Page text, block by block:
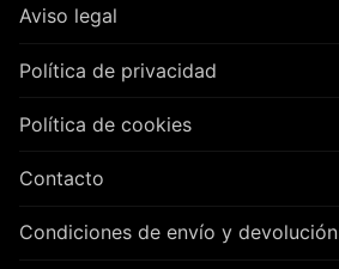
Aviso legal
Política de privacidad
Política de cookies
Contacto
Condiciones de envío y devolución